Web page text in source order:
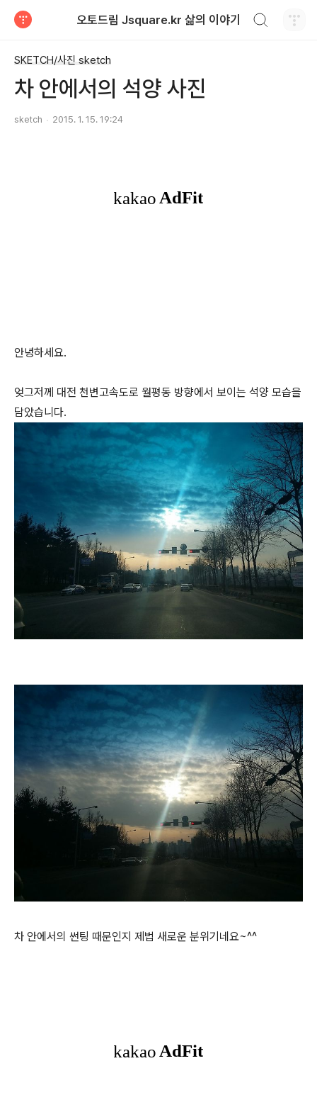
오토드림 Jsquare.kr 삶의 이야기
SKETCH/사진 sketch
차 안에서의 석양 사진
sketch 2015. 1. 15. 19:24
안녕하세요.
엊그저께 대전 천변고속도로 월평동 방향에서 보이는 석양 모습을
담았습니다.
차 안에서의 썬팅 때문인지 제법 새로운 분위기네요~^^